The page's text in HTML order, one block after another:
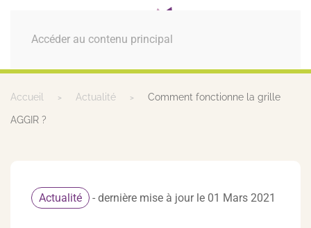
Accéder au contenu principal
MENU
Accueil Actualité Comment fonctionne la grille
AGGIR ?
Actualité - dernière mise à jour le 01 Mars 2021